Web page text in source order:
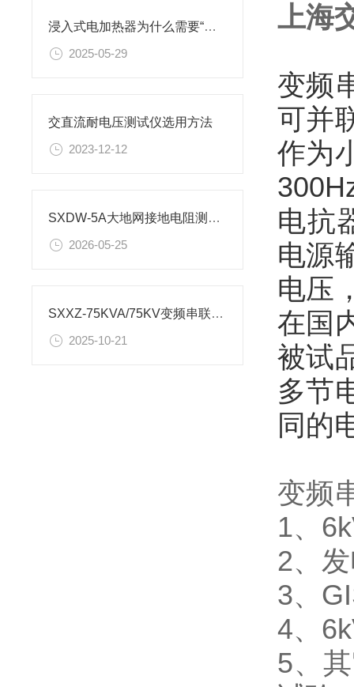
浸入式电加热器为什么需要“全浸没”才能安全工作？
2025-05-29
交直流耐电压测试仪选用方法
2023-12-12
SXDW-5A大地网接地电阻测试仪操作使用方法
2026-05-25
SXXZ-75KVA/75KV变频串联谐振耐压装置试验操作规程
2025-10-21
上海
变频
可并
作为
电抗
电源
电压
在国
被试
多节
同的
变频
1、
2、
3、
4、
5、